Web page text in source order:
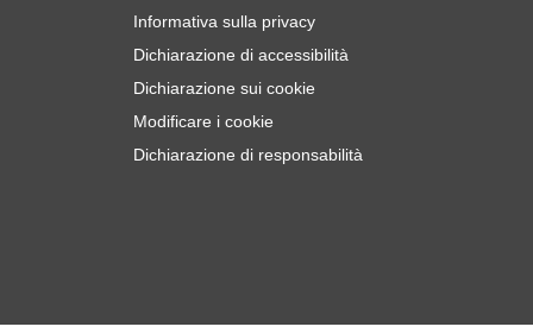
Informativa sulla privacy
Dichiarazione di accessibilità
Dichiarazione sui cookie
Modificare i cookie
Dichiarazione di responsabilità